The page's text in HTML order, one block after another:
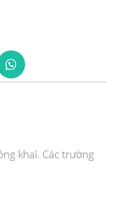
khai. Các trường